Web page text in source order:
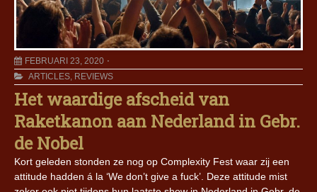
FEBRUARI 23, 2020
ARTICLES, REVIEWS
Het waardige afscheid van
Raketkanon aan Nederland in Gebr.
de Nobel
Kort geleden stonden ze nog op Complexity Fest waar zij een
attitude hadden á la ‘We don’t give a fuck’. Deze attitude mist